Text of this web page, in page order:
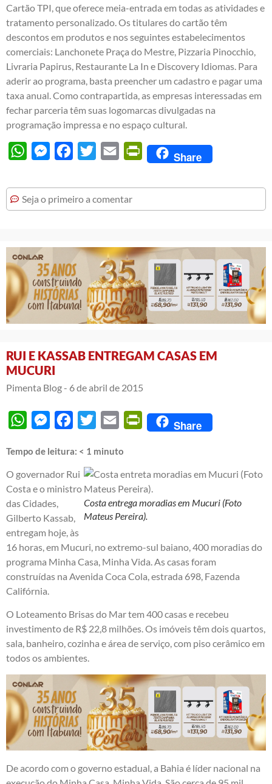
Cartão TPI, que oferece meia-entrada em todas as atividades e
tratamento personalizado. Os titulares do cartão têm
descontos em produtos e nos seguintes estabelecimentos
comerciais: Lanchonete Praça do Mestre, Pizzaria Pinocchio,
Livraria Papirus, Restaurante La In e Discovery Idiomas. Para
aderir ao programa, basta preencher um cadastro e pagar uma
taxa anual. Como contrapartida, as empresas interessadas em
fechar parceria têm suas logomarcas divulgadas na
programação impressa e no espaço cultural.
WhatsAppMessengerFacebook
Twitter Email PrintFriendly
Share
Seja o primeiro a comentar
RUI E KASSAB ENTREGAM CASAS EM
MUCURI
Pimenta Blog - 6 de abril de 2015
WhatsAppMessengerFacebook
Twitter Email PrintFriendly
Share
Tempo de leitura: < 1 minuto
Costa entrega moradias em Mucuri (Foto
Mateus Pereira).
O governador Rui
Costa e o ministro
das Cidades,
Gilberto Kassab,
entregam hoje, às
16 horas, em Mucuri, no extremo-sul baiano, 400 moradias do
programa Minha Casa, Minha Vida. As casas foram
construídas na Avenida Coca Cola, estrada 698, Fazenda
Califórnia.
O Loteamento Brisas do Mar tem 400 casas e recebeu
investimento de R$ 22,8 milhões. Os imóveis têm dois quartos,
sala, banheiro, cozinha e área de serviço, com piso cerâmico em
todos os ambientes.
De acordo com o governo estadual, a Bahia é líder nacional na